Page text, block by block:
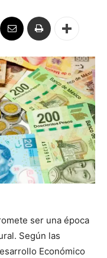
ser una época
Según las
Económico